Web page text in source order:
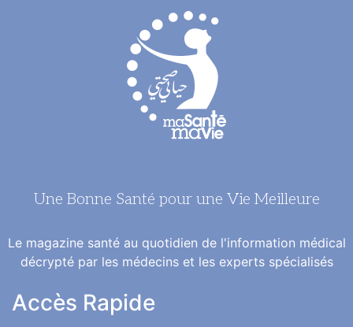
Une Bonne Santé pour une Vie Meilleure
Le magazine santé au quotidien de l'information médical
décrypté par les médecins et les experts spécialisés
Accès Rapide